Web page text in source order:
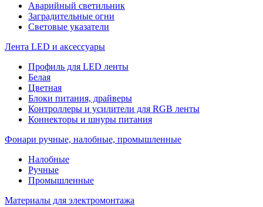
Аварийный светильник
Заградительные огни
Световые указатели
Лента LED и аксессуары
Профиль для LED ленты
Белая
Цветная
Блоки питания, драйверы
Контроллеры и усилители для RGB ленты
Коннекторы и шнуры питания
Фонари ручные, налобные, промышленные
Налобные
Ручные
Промышленные
Материалы для электромонтажа